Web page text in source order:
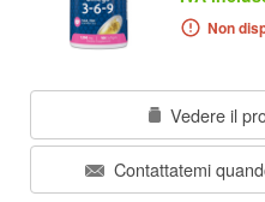
Non
Vedere il
Contattatemi